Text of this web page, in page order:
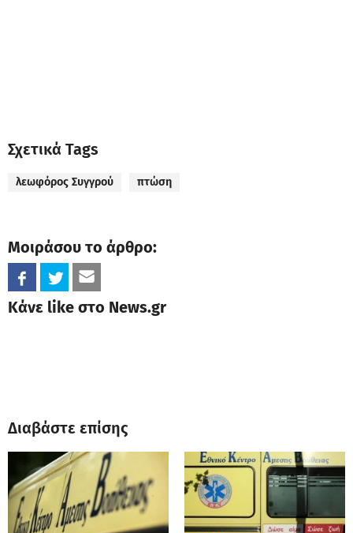
Σχετικά Tags
λεωφόρος Συγγρού πτώση
Μοιράσου το άρθρο:
Κάνε like στο News.gr
Διαβάστε επίσης